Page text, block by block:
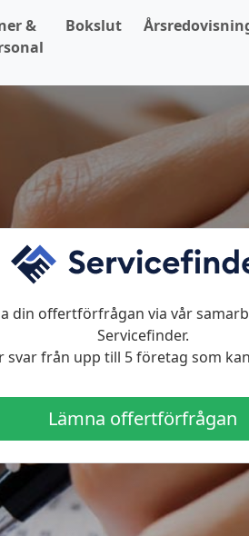
&
Bokslut
din offertförfrågan via vår
Servicefinder.
svar från upp till 5 företag som
Lämna offertförfrågan